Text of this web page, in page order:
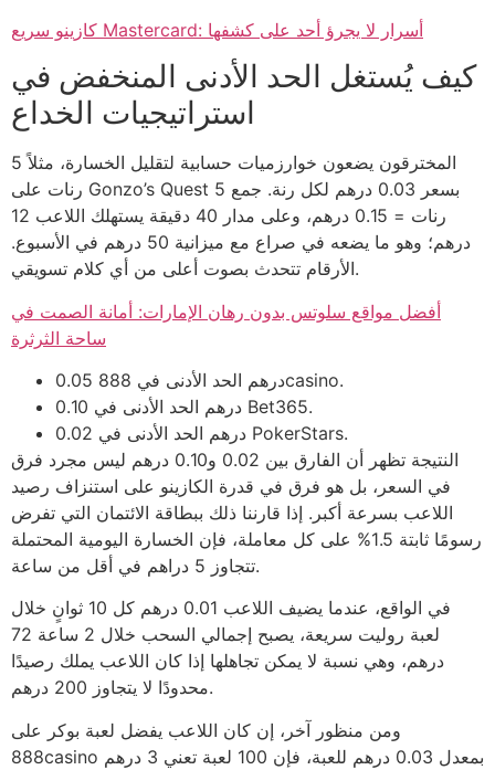
كازينو سريع Mastercard: أسرار لا يجرؤ أحد على كشفها
كيف يُستغل الحد الأدنى المنخفض في
استراتيجيات الخداع
المخترقون يضعون خوارزميات حسابية لتقليل الخسارة، مثلاً 5
رنات على Gonzo’s Quest بسعر 0.03 درهم لكل رنة. جمع 5
رنات = 0.15 درهم، وعلى مدار 40 دقيقة يستهلك اللاعب 12
درهم؛ وهو ما يضعه في صراع مع ميزانية 50 درهم في الأسبوع.
الأرقام تتحدث بصوت أعلى من أي كلام تسويقي.
أفضل مواقع سلوتس بدون رهان الإمارات: أمانة الصمت في
ساحة الثرثرة
0.05 درهم الحد الأدنى في 888casino.
0.10 درهم الحد الأدنى في Bet365.
0.02 درهم الحد الأدنى في PokerStars.
النتيجة تظهر أن الفارق بين 0.02 و0.10 درهم ليس مجرد فرق
في السعر، بل هو فرق في قدرة الكازينو على استنزاف رصيد
اللاعب بسرعة أكبر. إذا قارننا ذلك ببطاقة الائتمان التي تفرض
رسومًا ثابتة 1.5% على كل معاملة، فإن الخسارة اليومية المحتملة
تتجاوز 5 دراهم في أقل من ساعة.
في الواقع، عندما يضيف اللاعب 0.01 درهم كل 10 ثوانٍ خلال
لعبة روليت سريعة، يصبح إجمالي السحب خلال 2 ساعة 72
درهم، وهي نسبة لا يمكن تجاهلها إذا كان اللاعب يملك رصيدًا
محدودًا لا يتجاوز 200 درهم.
ومن منظور آخر، إن كان اللاعب يفضل لعبة بوكر على
888casino بمعدل 0.03 درهم للعبة، فإن 100 لعبة تعني 3 درهم